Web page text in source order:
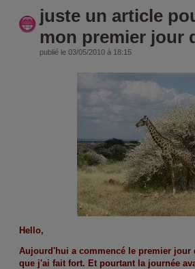
juste un article
mon premier jour
publié le 03/05/2010 à 18:15
Hello,
Aujourd'hui a commencé le premier
que j'ai fait fort. Et pourtant la journée